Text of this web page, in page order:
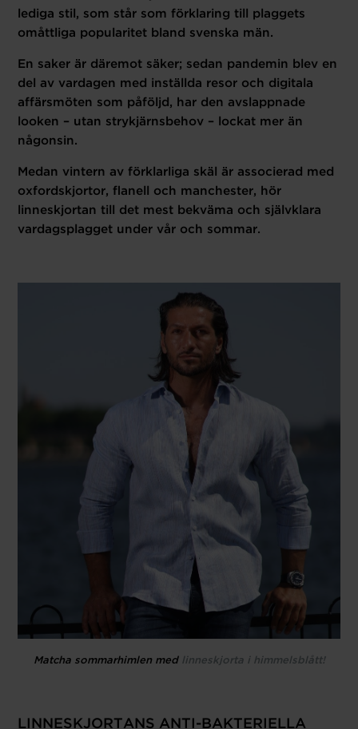
lediga stil, som står som förklaring till plaggets
omåttliga popularitet bland svenska män.
En saker är däremot säker; sedan pandemin blev en
del av vardagen med inställda resor och digitala
affärsmöten som påföljd, har den avslappnade
looken – utan strykjärnsbehov – lockat mer än
någonsin.
Medan vintern av förklarliga skäl är associerad med
oxfordskjortor, flanell och manchester, hör
linneskjortan till det mest bekväma och självklara
vardagsplagget under vår och sommar.
Matcha sommarhimlen med linneskjorta i himmelsblått!
LINNESKJORTANS ANTI-BAKTERIELLA